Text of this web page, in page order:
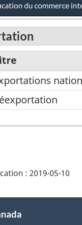
du commerce
: 2019-05-10